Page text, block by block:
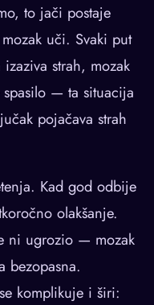
to jači postaje
uči. Svaki put
strah, mozak
— ta situacija
pojačava strah
Kad god odbije
olakšanje.
ni ugrozio — mozak
bezopasna.
komplikuje i širi: